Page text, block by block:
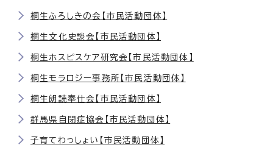
桐生ふろしきの会【市民活動団体】
桐生文化史談会【市民活動団体】
桐生ホスピスケア研究会【市民活動団体】
桐生モラロジー事務所【市民活動団体】
桐生朗読奉仕会【市民活動団体】
群馬県自閉症協会【市民活動団体】
子育てわっしょい【市民活動団体】